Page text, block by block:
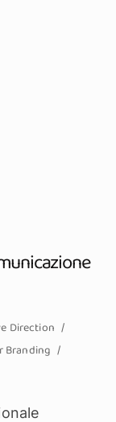
Direction
Branding